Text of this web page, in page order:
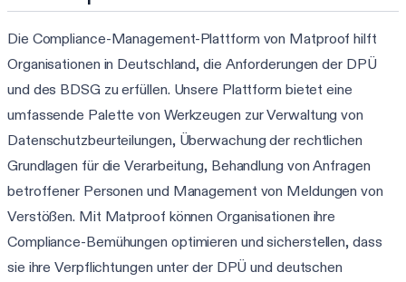
Die Compliance-Management-Plattform von Matproof hilft
Organisationen in Deutschland, die Anforderungen der DPÜ
und des BDSG zu erfüllen. Unsere Plattform bietet eine
umfassende Palette von Werkzeugen zur Verwaltung von
Datenschutzbeurteilungen, Überwachung der rechtlichen
Grundlagen für die Verarbeitung, Behandlung von Anfragen
betroffener Personen und Management von Meldungen von
Verstößen. Mit Matproof können Organisationen ihre
Compliance-Bemühungen optimieren und sicherstellen, dass
sie ihre Verpflichtungen unter der DPÜ und deutschen